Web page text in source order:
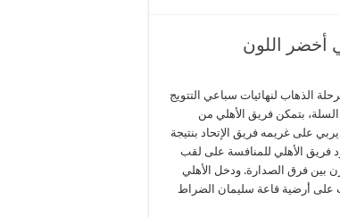
أخضر اللون
الذهاب لنهائيات سباعي التتويج
السلة، بتمكن فريق الأهلي من
على غريمه فريق الإتحاد بنتيجة
120-102 ليعود فريق الأهلي للمنافسة على لقب
بين فرق الصدارة. ودخل الأهلي
على أرضية قاعة سليمان الضراط